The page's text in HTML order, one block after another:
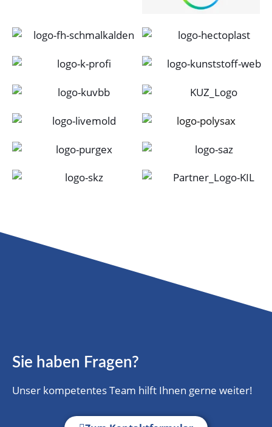
Sie haben Fragen?
Unser kompetentes Team hilft Ihnen gerne weiter!